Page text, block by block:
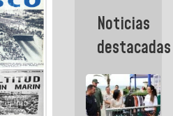
Noticias
destacadas